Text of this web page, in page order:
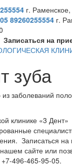
г.
89260255554 г.
Записаться на
зуба
из заболеваний
клинике «3 Дент»
Записаться
нашем сайте или
496-465-95-05.